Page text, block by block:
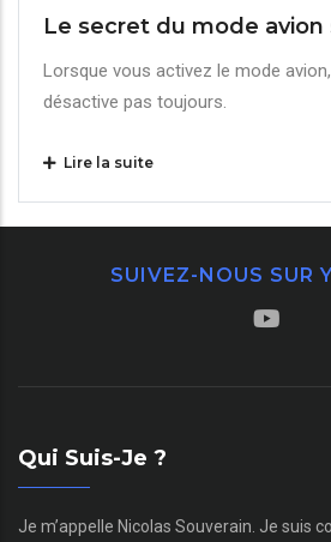
Le secret du mode avion
Lorsque vous activez le mode
désactive pas toujours.
Lire la suite
SUIVEZ-NOUS SUR
Qui Suis-Je ?
Je m’appelle Nicolas Souverain. Je suis